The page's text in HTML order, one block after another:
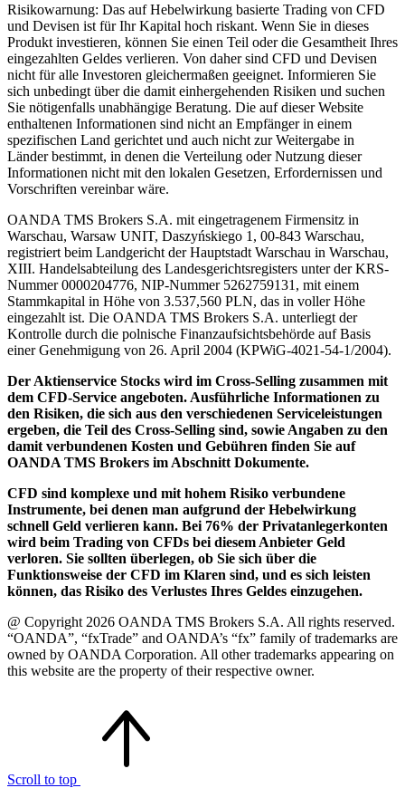
Risikowarnung: Das auf Hebelwirkung basierte Trading von CFD
und Devisen ist für Ihr Kapital hoch riskant. Wenn Sie in dieses
Produkt investieren, können Sie einen Teil oder die Gesamtheit Ihres
eingezahlten Geldes verlieren. Von daher sind CFD und Devisen
nicht für alle Investoren gleichermaßen geeignet. Informieren Sie
sich unbedingt über die damit einhergehenden Risiken und suchen
Sie nötigenfalls unabhängige Beratung. Die auf dieser Website
enthaltenen Informationen sind nicht an Empfänger in einem
spezifischen Land gerichtet und auch nicht zur Weitergabe in
Länder bestimmt, in denen die Verteilung oder Nutzung dieser
Informationen nicht mit den lokalen Gesetzen, Erfordernissen und
Vorschriften vereinbar wäre.
OANDA TMS Brokers S.A. mit eingetragenem Firmensitz in
Warschau, Warsaw UNIT, Daszyńskiego 1, 00-843 Warschau,
registriert beim Landgericht der Hauptstadt Warschau in Warschau,
XIII. Handelsabteilung des Landesgerichtsregisters unter der KRS-
Nummer 0000204776, NIP-Nummer 5262759131, mit einem
Stammkapital in Höhe von 3.537,560 PLN, das in voller Höhe
eingezahlt ist. Die OANDA TMS Brokers S.A. unterliegt der
Kontrolle durch die polnische Finanzaufsichtsbehörde auf Basis
einer Genehmigung von 26. April 2004 (KPWiG-4021-54-1/2004).
Der Aktienservice Stocks wird im Cross-Selling zusammen mit
dem CFD-Service angeboten. Ausführliche Informationen zu
den Risiken, die sich aus den verschiedenen Serviceleistungen
ergeben, die Teil des Cross-Selling sind, sowie Angaben zu den
damit verbundenen Kosten und Gebühren finden Sie auf
OANDA TMS Brokers im Abschnitt Dokumente.
CFD sind komplexe und mit hohem Risiko verbundene
Instrumente, bei denen man aufgrund der Hebelwirkung
schnell Geld verlieren kann. Bei 76% der Privatanlegerkonten
wird beim Trading von CFDs bei diesem Anbieter Geld
verloren. Sie sollten überlegen, ob Sie sich über die
Funktionsweise der CFD im Klaren sind, und es sich leisten
können, das Risiko des Verlustes Ihres Geldes einzugehen.
@ Copyright 2026 OANDA TMS Brokers S.A. All rights reserved.
“OANDA”, “fxTrade” and OANDA’s “fx” family of trademarks are
owned by OANDA Corporation. All other trademarks appearing on
this website are the property of their respective owner.
Scroll to top